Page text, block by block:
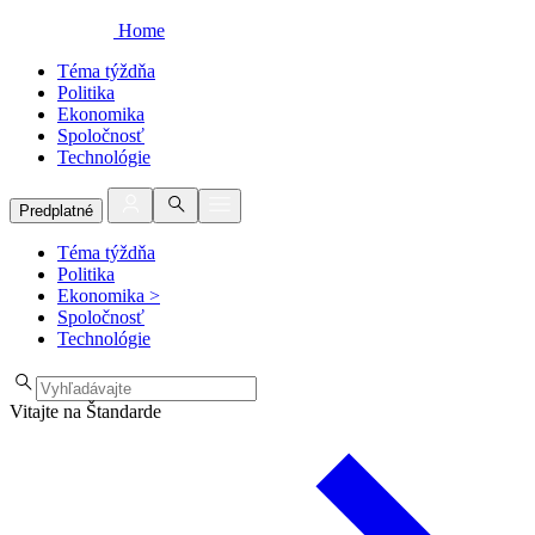
Home
Téma týždňa
Politika
Ekonomika
Spoločnosť
Technológie
Predplatné
Téma týždňa
Politika
Ekonomika >
Spoločnosť
Technológie
Vitajte na Štandarde